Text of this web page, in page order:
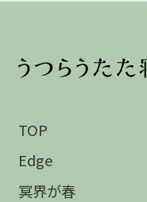
TOP
Edge
冥界が春